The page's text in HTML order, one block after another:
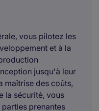
vous pilotez les
et à la
jusqu'à leur
maîtrise des coûts,
la sécurité, vous
prenantes